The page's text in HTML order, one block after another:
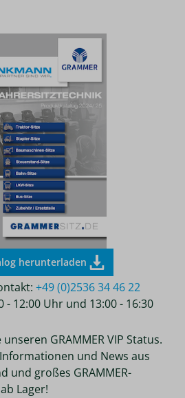
herunterladen
+49 (0)2536 34 46 22
- 12:00 Uhr und 13:00 - 16:30
GRAMMER VIP Status.
und News aus
und großes GRAMMER-
Lager!